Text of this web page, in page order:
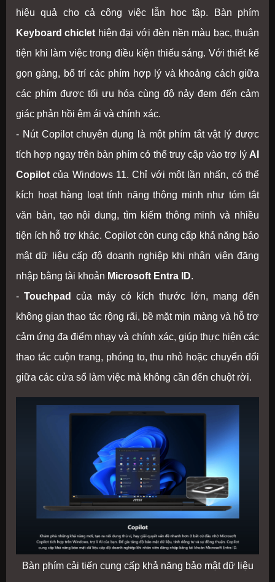
hiệu quả cho cả công việc lẫn học tập. Bàn phím
Keyboard chiclet hiện đại với đèn nền màu bạc, thuận
tiện khi làm việc trong điều kiện thiếu sáng. Với thiết kế
gọn gàng, bố trí các phím hợp lý và khoảng cách giữa
các phím được tối ưu hóa cùng độ nảy đem đến cảm
giác phản hồi êm ái và chính xác.
- Nút Copilot chuyên dụng là một phím tắt vật lý được
tích hợp ngay trên bàn phím có thể truy cập vào trợ lý AI
Copilot của Windows 11. Chỉ với một lần nhấn, có thể
kích hoạt hàng loạt tính năng thông minh như tóm tắt
văn bản, tạo nội dung, tìm kiếm thông minh và nhiều
tiện ích hỗ trợ khác. Copilot còn cung cấp khả năng bảo
mật dữ liệu cấp độ doanh nghiệp khi nhân viên đăng
nhập bằng tài khoản Microsoft Entra ID.
-Touchpad
của máy có kích thước lớn, mang đến
không gian thao tác rộng rãi, bề mặt mịn màng và hỗ trợ
cảm ứng đa điểm nhạy và chính xác, giúp thực hiện các
thao tác cuộn trang, phóng to, thu nhỏ hoặc chuyển đổi
giữa các cửa sổ làm việc mà không cần đến chuột rời.
Bàn phím cải tiến cung cấp khả năng bảo mật dữ liệu